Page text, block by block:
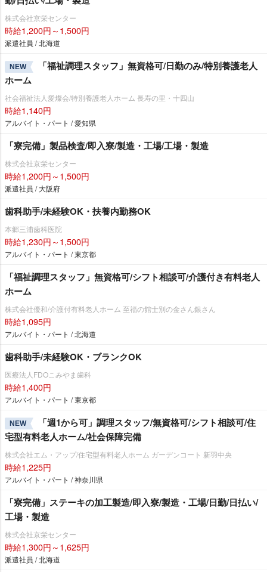
株式会社京栄センター
時給1,200円～1,500円
派遣社員 / 北海道
NEW
「福祉調理スタッフ」無資格可/日勤のみ/特別養護老人
ホーム
社会福祉法人愛燦会/特別養護老人ホーム 長寿の里・十四山
時給1,140円
アルバイト・パート / 愛知県
「寮完備」製品検査/即入寮/製造・工場/工場・製造
株式会社京栄センター
時給1,200円～1,500円
派遣社員 / 大阪府
歯科助手/未経験OK・扶養内勤務OK
本郷三浦歯科医院
時給1,230円～1,500円
アルバイト・パート / 東京都
「福祉調理スタッフ」無資格可/シフト相談可/介護付き有料老人
ホーム
株式会社優和/介護付有料老人ホーム 至福の館士別の金さん銀さん
時給1,095円
アルバイト・パート / 北海道
歯科助手/未経験OK・ブランクOK
医療法人FDOこみやま歯科
時給1,400円
アルバイト・パート / 東京都
NEW
「週1から可」調理スタッフ/無資格可/シフト相談可/住
宅型有料老人ホーム/社会保障完備
株式会社エム・アップ/住宅型有料老人ホーム ガーデンコート 新羽中央
時給1,225円
アルバイト・パート / 神奈川県
「寮完備」ステーキの加工製造/即入寮/製造・工場/日勤/日払い/
工場・製造
株式会社京栄センター
時給1,300円～1,625円
派遣社員 / 北海道